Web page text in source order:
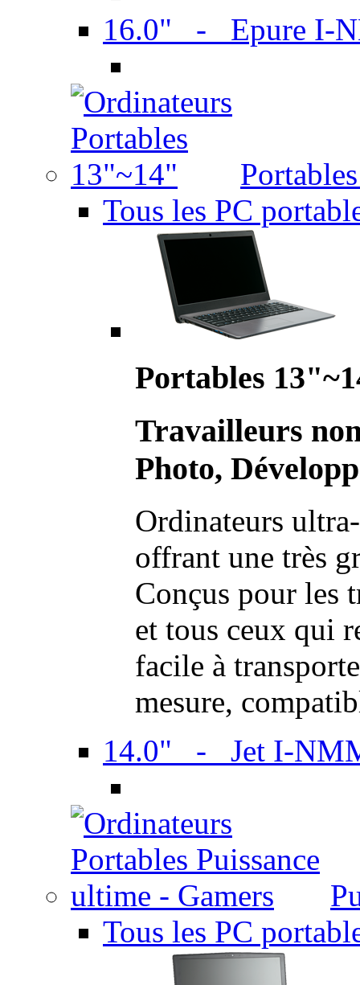
16.0" - Epure I-
Tous les PC
Portables
Travailleurs
Photo,
Ordinateurs
offrant une très
Conçus pour les
et tous ceux qui
facile à
mesure,
14.0" - Jet I-
Tous les PC